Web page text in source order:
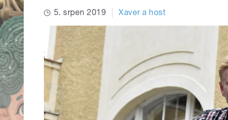
5. srpen 2019 Xaver a host